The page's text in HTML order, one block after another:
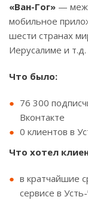
«Ван-Гог» —
мобильное
шести странах
Иерусалиме и т.д.
Что было:
76 300
Вконтакте
0 клиентов в
Что хотел
в кратчайшие
сервисе в